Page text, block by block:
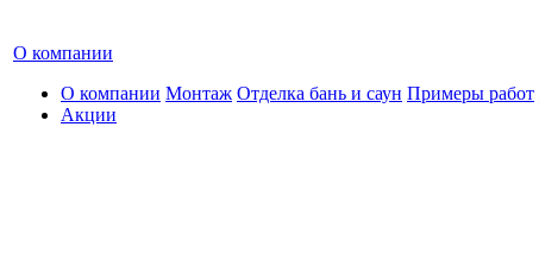
О компании
О компании
Акции
Монтаж Отделка бань и саун Примеры работ